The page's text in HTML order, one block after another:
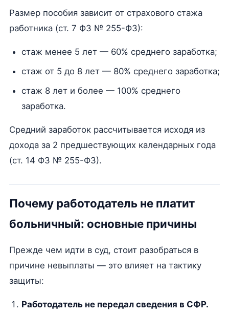
Размер пособия зависит от страхового стажа
работника (ст. 7 ФЗ № 255-ФЗ):
стаж менее 5 лет — 60% среднего заработка;
стаж от 5 до 8 лет — 80% среднего заработка;
стаж 8 лет и более — 100% среднего
заработка.
Средний заработок рассчитывается исходя из
дохода за 2 предшествующих календарных года
(ст. 14 ФЗ № 255-ФЗ).
Почему работодатель не платит
больничный: основные причины
Прежде чем идти в суд, стоит разобраться в
причине невыплаты — это влияет на тактику
защиты:
Работодатель не передал сведения в СФР.